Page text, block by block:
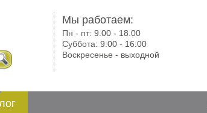
Мы работаем:
Пн - пт:9.00 - 18.00
Суббота:9:00 - 16:00
Воскресенье - выходной